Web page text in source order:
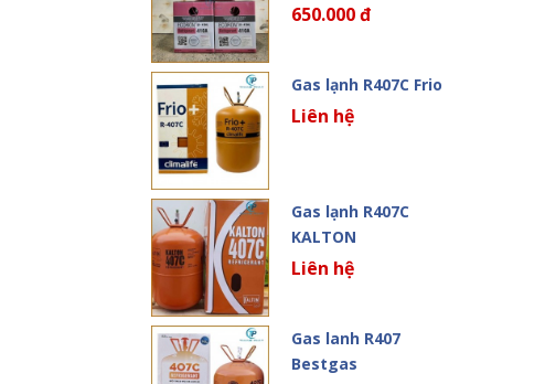
650.000 đ
Gas lạnh R407C Frio
Liên hệ
Gas lạnh R407C
KALTON
Liên hệ
Gas lanh R407
Bestgas